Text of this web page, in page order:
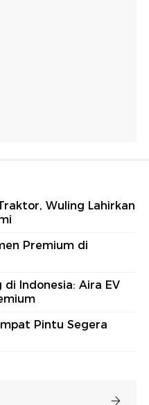
Wuling Lahirkan
Premium di
Indonesia: Aira EV
Pintu Segera